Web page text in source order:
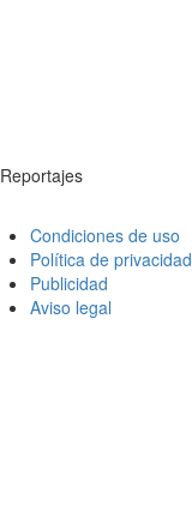
Reportajes
Condiciones de uso
Política de privacidad
Publicidad
Aviso legal